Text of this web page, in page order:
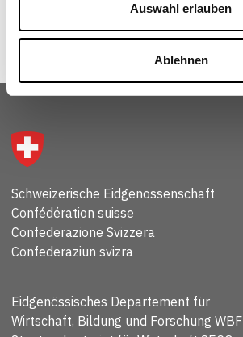
Auswahl erlauben
Ablehnen
Schweizerische Eidgenossenschaft
Confédération suisse
Confederazione Svizzera
Confederaziun svizra
Eidgenössisches Departement für
Wirtschaft, Bildung und Forschung WBF